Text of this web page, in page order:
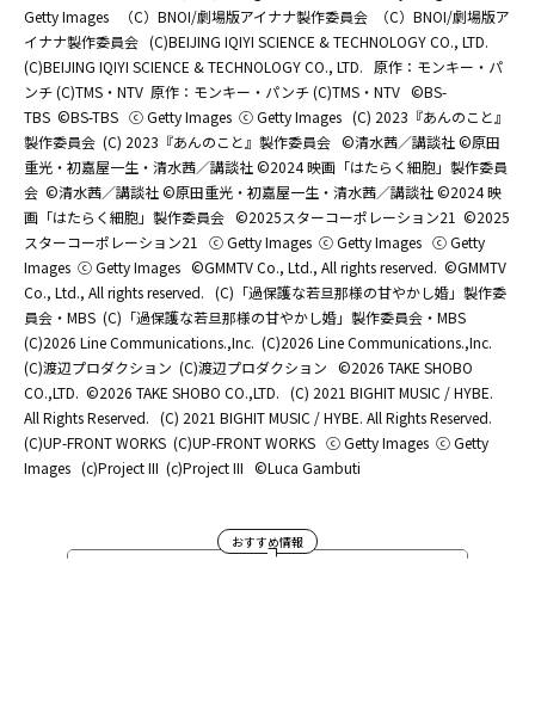
Getty Images
（C）BNOI/劇場版アイナナ製作委員会
（C）BNOI/劇場版ア
イナナ製作委員会 (C)BEIJING IQIYI SCIENCE & TECHNOLOGY CO., LTD.
(C)BEIJING IQIYI SCIENCE & TECHNOLOGY CO., LTD.
原作：モンキー・パ
ンチ (C)TMS・NTV 原作：モンキー・パンチ (C)TMS・NTV ©BS-
TBS ©BS-TBS ⓒ Getty Images ⓒ Getty Images (C) 2023『あんのこと』
製作委員会 (C) 2023『あんのこと』製作委員会 ©清水茜／講談社 ©原田
重光・初嘉屋一生・清水茜／講談社 ©2024 映画「はたらく細胞」製作委員
会 ©清水茜／講談社 ©原田重光・初嘉屋一生・清水茜／講談社 ©2024 映
画「はたらく細胞」製作委員会 ©2025スターコーポレーション21 ©2025
スターコーポレーション21
ⓒ Getty Images ⓒ Getty Images ⓒ Getty
Images ⓒ Getty Images ©GMMTV Co., Ltd., All rights reserved. ©GMMTV
Co., Ltd., All rights reserved. (C)「過保護な若旦那様の甘やかし婚」製作委
員会・MBS (C)「過保護な若旦那様の甘やかし婚」製作委員会・MBS
(C)2026 Line Communications.,Inc. (C)2026 Line Communications.,Inc.
(C)渡辺プロダクション (C)渡辺プロダクション ©2026 TAKE SHOBO
CO.,LTD. ©2026 TAKE SHOBO CO.,LTD. (C) 2021 BIGHIT MUSIC / HYBE.
All Rights Reserved. (C) 2021 BIGHIT MUSIC / HYBE. All Rights Reserved.
(C)UP-FRONT WORKS (C)UP-FRONT WORKS ⓒ Getty Images ⓒ Getty
Images (c)Project III (c)Project III ©Luca Gambuti
おすすめ情報